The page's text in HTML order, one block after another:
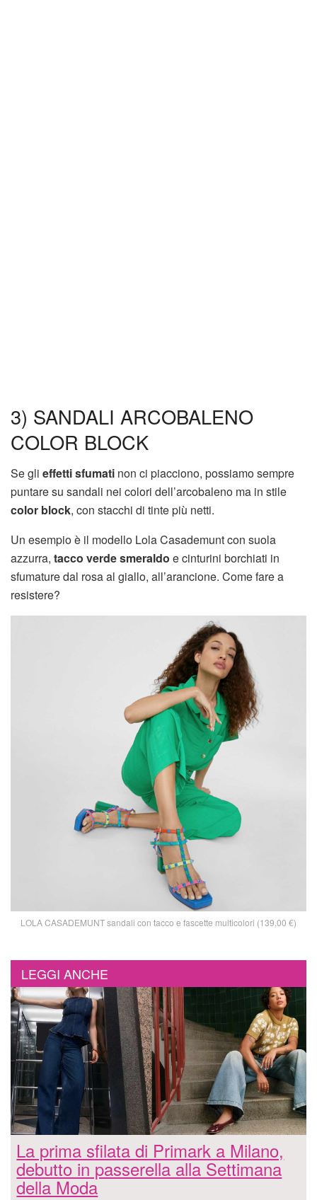
3) SANDALI ARCOBALENO
COLOR BLOCK
Se gli effetti sfumati non ci piacciono, possiamo sempre
puntare su sandali nei colori dell’arcobaleno ma in stile
color block, con stacchi di tinte più netti.
Un esempio è il modello Lola Casademunt con suola
azzurra, tacco verde smeraldo e cinturini borchiati in
sfumature dal rosa al giallo, all’arancione. Come fare a
resistere?
LOLA CASADEMUNT sandali con tacco e fascette multicolori (139,00 €)
LEGGI ANCHE
La prima sfilata di Primark a Milano,
debutto in passerella alla Settimana
della Moda